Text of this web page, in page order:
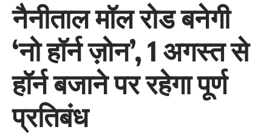
नैनीताल मॉल रोड बनेगी
‘नो हॉर्न ज़ोन’, 1 अगस्त से
हॉर्न बजाने पर रहेगा पूर्ण
प्रतिबंध